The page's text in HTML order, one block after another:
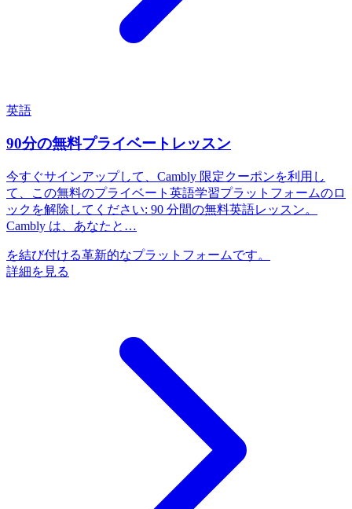
英語
90分の無料プライベートレッスン
今すぐサインアップして、Cambly 限定クーポンを利用し
て、この無料のプライベート英語学習プラットフォームのロ
ックを解除してください: 90 分間の無料英語レッスン。
Cambly は、あなたと…
を結び付ける革新的なプラットフォームです。
詳細を見る